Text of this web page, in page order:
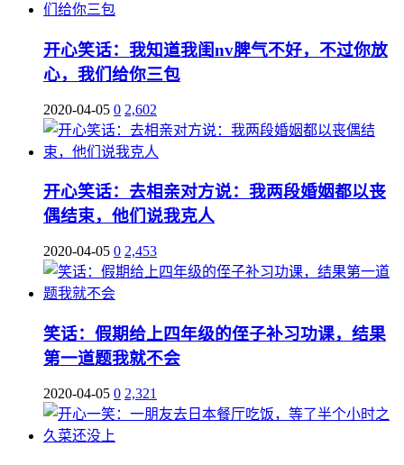
开心笑话：我知道我闺nv脾气不好，不过你放
心，我们给你三包
2020-04-05 0 2,602
开心笑话：去相亲对方说：我两段婚姻都以丧
偶结束，他们说我克人
2020-04-05 0 2,453
笑话：假期给上四年级的侄子补习功课，结果
第一道题我就不会
2020-04-05 0 2,321